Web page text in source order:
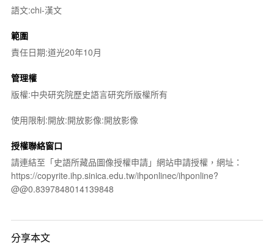
語文:chi-漢文
範圍
責任日期:道光20年10月
管理權
版權:中央研究院歷史語言研究所版權所有
使用限制:開放:開放影像:開放影像
授權聯絡窗口
請連結至「史語所藏品圖像授權申請」網站申請授權，網址：
https://copyrite.ihp.sinica.edu.tw/ihponlinec/ihponline?
@@0.8397848014139848
分享本文